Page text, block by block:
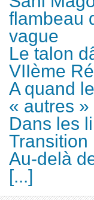
flambeau
vague
Le talon
VIIème
A quand
« autres »
Dans les
Transition
Au-delà
[...]